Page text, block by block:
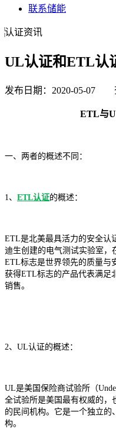
联系储能
认证资讯
UL认证和ETL认
发布日期：2020-05-07
ETL与
一、两者的概述不同：
1、 ETL认证的概述：
ETL是北美最具活力的安全认
迪生创建的电气测试实验室，
ETL标志是世界领先的质量与
获得ETL标志的产品代表满足
销售。
2、UL认证的概述：
UL是美国保险商试验所（
全试验所是美国最有权威的，
的民间机构。它是一个独立
构。